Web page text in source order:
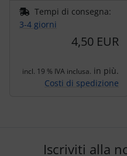
Tempi di consegna:
3-4 giorni
4,50 EUR
incl. 19 % IVA inclusa. in più.
Costi di spedizione
Iscriviti alla